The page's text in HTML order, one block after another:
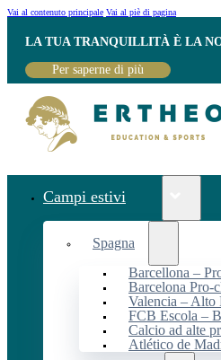
Vai al contenuto principale Vai al piè di pagina
LA TUA TRANQUILLITÀ È LA
Per saperne di più
Campi estivi
Spagna
Barcellona –
Barcelona Pro-
Valencia – Alto
FCB Escola –
Calcio ad alte
Atlético de